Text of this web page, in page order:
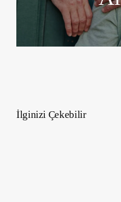
İlginizi Çekebilir